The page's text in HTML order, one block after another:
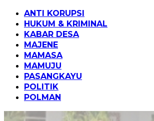
ANTI KORUPSI
HUKUM & KRIMINAL
KABAR DESA
MAJENE
MAMASA
MAMUJU
PASANGKAYU
POLITIK
POLMAN